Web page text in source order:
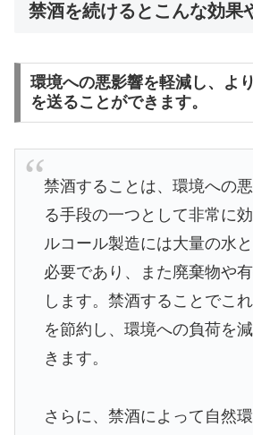
禁酒を続けるとこんな効果
環境への悪影響を軽減し、よ
を送ることができます。
禁酒することは、環境への
る手段の一つとして非常に
ルコール製造には大量の水
必要であり、また廃棄物や
します。禁酒することでこ
を節約し、環境への負荷を
きます。
さらに、禁酒によって自然